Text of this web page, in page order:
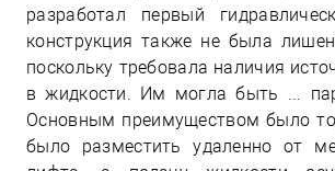
разработал первый
конструкция также не была
поскольку требовала наличия
в жидкости. Им могла быть ...
Основным преимуществом было
было разместить удаленно от